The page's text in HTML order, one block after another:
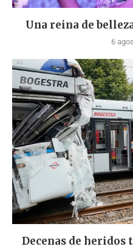
Una reina de
6
Decenas de heridos